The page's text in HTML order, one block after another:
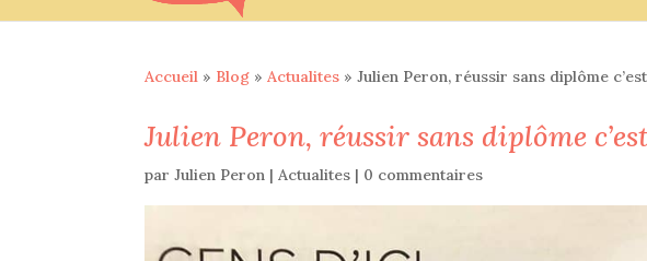
Accueil » Blog » Actualites » Julien Peron, réussir sans diplôme
Julien Peron, réussir sans diplôme
par Julien Peron | Actualites | 0 commentaires